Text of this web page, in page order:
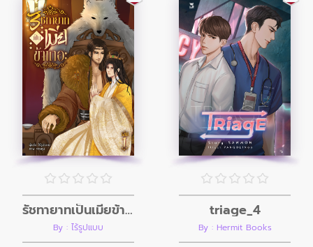
รัชทายาทเป็นเมียข้าเถอะ เล่ม 1
By : ไร้รูปแบบ
triage_4
By : Hermit Books